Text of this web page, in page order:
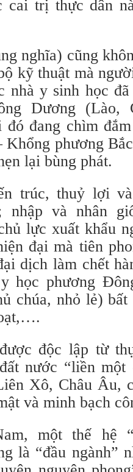
cai trị thực dân
nghĩa) cũng
kỹ thuật mà
nhà y sinh học
Dương (Lào,
đó đang chìm
Khổng phương
lại bùng phát.
trúc, thuỷ lợi
nhập và nhân
lực xuất khẩu
đại mà tiên
dịch làm chết
học phương
chúa, nhỏ lẻ)
độc lập từ
nước “liền
Xô, Châu Âu,
và minh bạch
một thế hệ
là “đầu ngành”